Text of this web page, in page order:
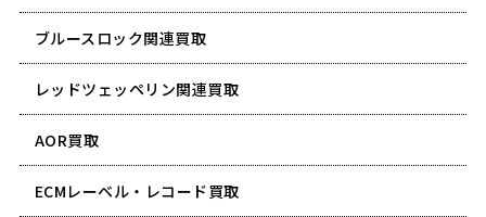
ブルースロック関連買取
レッドツェッペリン関連買取
AOR買取
ECMレーベル・レコード買取